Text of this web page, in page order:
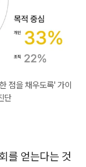
점을 채우도록' 가이
단
를 얻는다는 것